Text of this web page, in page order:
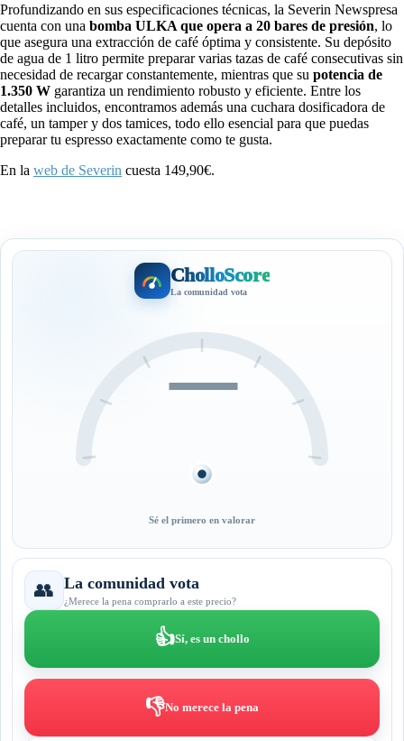
Profundizando en sus especificaciones técnicas, la Severin Newspresa
cuenta con una bomba ULKA que opera a 20 bares de presión, lo
que asegura una extracción de café óptima y consistente. Su depósito
de agua de 1 litro permite preparar varias tazas de café consecutivas sin
necesidad de recargar constantemente, mientras que su potencia de
1.350 W garantiza un rendimiento robusto y eficiente. Entre los
detalles incluidos, encontramos además una cuchara dosificadora de
café, un tamper y dos tamices, todo ello esencial para que puedas
preparar tu espresso exactamente como te gusta.
En la web de Severin cuesta 149,90€.
CholloScore
La comunidad vota
—
Sé el primero en valorar
👥 La comunidad vota
¿Merece la pena comprarlo a este precio?
👍Sí, es un chollo
👎No merece la pena